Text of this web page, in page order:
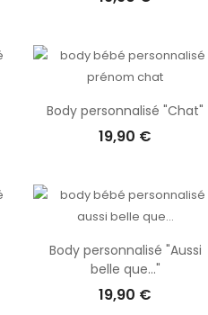
Body personnalisé "Chat"
19,90 €
Body personnalisé "Aussi
belle que..."
19,90 €